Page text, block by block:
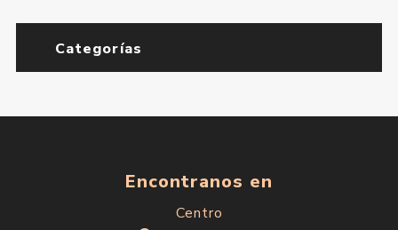
Categorías
Encontranos en
Centro